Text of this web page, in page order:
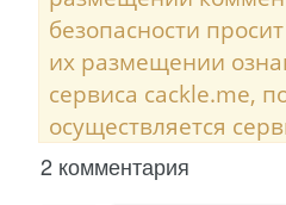
безопасности
их размещении
сервиса cackle.me,
осуществляется
2 комментария